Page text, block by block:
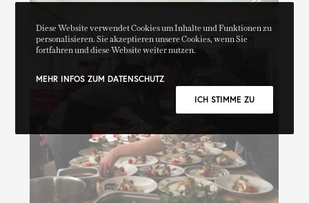
Diese Website verwendet Cookies um Inhalte und Funktionen zu
personalisieren. Sie akzeptieren unsere Cookies, wenn Sie
fortfahren und diese Website weiter nutzen.
MEHR INFOS ZUM DATENSCHUTZ
ICH STIMME ZU